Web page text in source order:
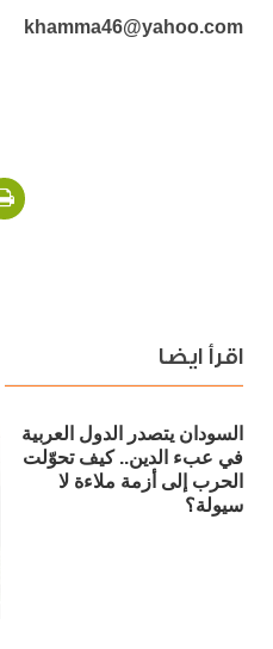
khamma46@yahoo.com
اقرأ ايضا
السودان يتصدر الدول العربية
في عبء الدين.. كيف تحوّلت
الحرب إلى أزمة ملاءة لا
سيولة؟